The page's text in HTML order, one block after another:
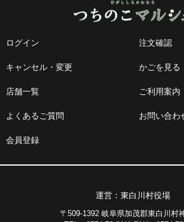
ログイン 注文確認
キャンセル・変更 かごを見る
店舗一覧 ご利用案内
よくあるご質問 お問い合わ
会員登録
運営：東白川村役場
〒509-1392 岐阜県加茂郡東白川村